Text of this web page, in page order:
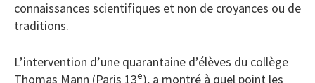
connaissances scientifiques et non de croyances ou de
traditions.
L’intervention d’une quarantaine d’élèves du collège
Thomas Mann (Paris 13e), a montré à quel point les